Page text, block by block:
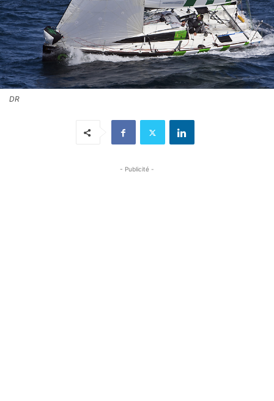
DR
- Publicité -